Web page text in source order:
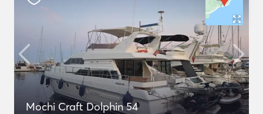
Mochi Craft Dolphin 54